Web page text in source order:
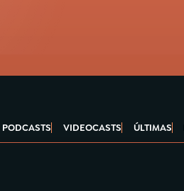
PODCASTS VIDEOCASTS ÚLTIMAS